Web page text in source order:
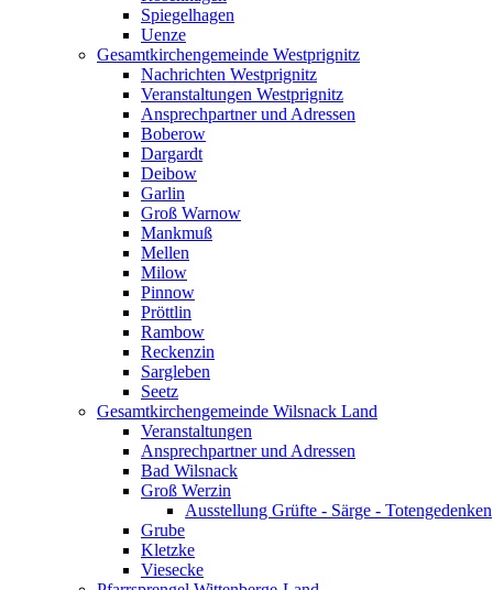
Spiegelhagen
Uenze
Gesamtkirchengemeinde Westprignitz
Nachrichten Westprignitz
Veranstaltungen Westprignitz
Ansprechpartner und Adressen
Boberow
Dargardt
Deibow
Garlin
Groß Warnow
Mankmuß
Mellen
Milow
Pinnow
Pröttlin
Rambow
Reckenzin
Sargleben
Seetz
Gesamtkirchengemeinde Wilsnack Land
Veranstaltungen
Ansprechpartner und Adressen
Bad Wilsnack
Groß Werzin
Ausstellung Grüfte - Särge - Totengedenken
Grube
Kletzke
Viesecke